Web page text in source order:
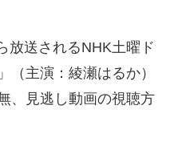
放送されるNHK土曜ド
（主演：綾瀬はるか）
、見逃し動画の視聴方